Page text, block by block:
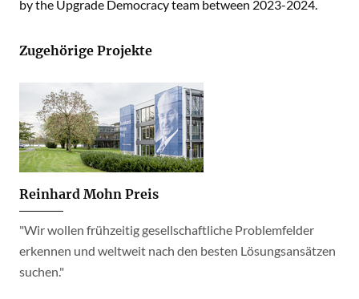
by the Upgrade Democracy team between 2023-2024.
Zugehörige Projekte
Reinhard Mohn Preis
"Wir wollen frühzeitig gesellschaftliche Problemfelder
erkennen und weltweit nach den besten Lösungsansätzen
suchen."